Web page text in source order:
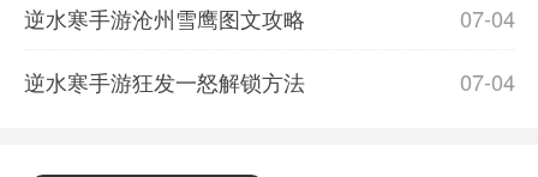
07-04
逆水寒手游沧州雪鹰图文攻略
07-04
逆水寒手游狂发一怒解锁方法